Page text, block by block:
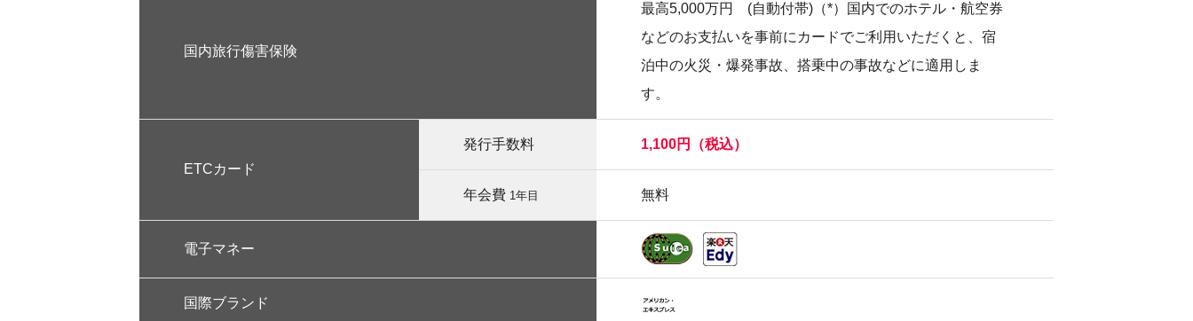
国内旅行傷害保険
最高5,000万円 (自動付帯)（*）国内でのホテル・航空券
などのお支払いを事前にカードでご利用いただくと、宿
泊中の火災・爆発事故、搭乗中の事故などに適用しま
す。
ETCカード
発行手数料 1,100円（税込）
年会費 1年目 無料
電子マネー
国際ブランド